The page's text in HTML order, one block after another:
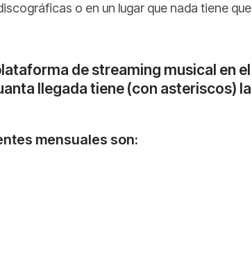
o en un lugar que nada tiene que
de streaming musical en el
llegada tiene (con asteriscos) la
mensuales son: